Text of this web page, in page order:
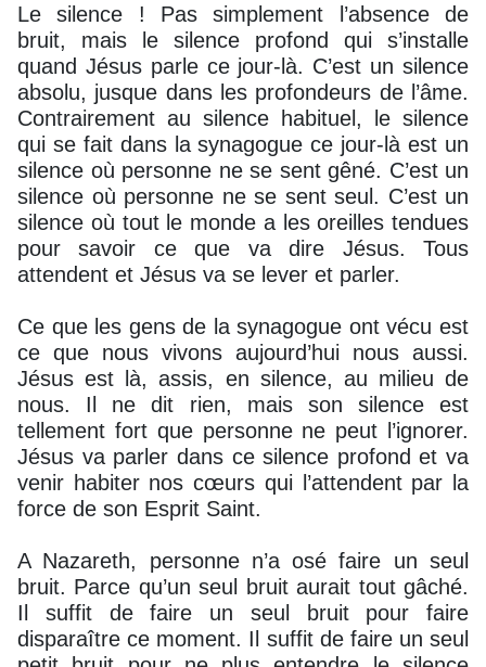
Le silence ! Pas simplement l’absence de
bruit, mais le silence profond qui s’installe
quand Jésus parle ce jour-là. C’est un silence
absolu, jusque dans les profondeurs de l’âme.
Contrairement au silence habituel, le silence
qui se fait dans la synagogue ce jour-là est un
silence où personne ne se sent gêné. C’est un
silence où personne ne se sent seul. C’est un
silence où tout le monde a les oreilles tendues
pour savoir ce que va dire Jésus. Tous
attendent et Jésus va se lever et parler.
Ce que les gens de la synagogue ont vécu est
ce que nous vivons aujourd’hui nous aussi.
Jésus est là, assis, en silence, au milieu de
nous. Il ne dit rien, mais son silence est
tellement fort que personne ne peut l’ignorer.
Jésus va parler dans ce silence profond et va
venir habiter nos cœurs qui l’attendent par la
force de son Esprit Saint.
A Nazareth, personne n’a osé faire un seul
bruit. Parce qu’un seul bruit aurait tout gâché.
Il suffit de faire un seul bruit pour faire
disparaître ce moment. Il suffit de faire un seul